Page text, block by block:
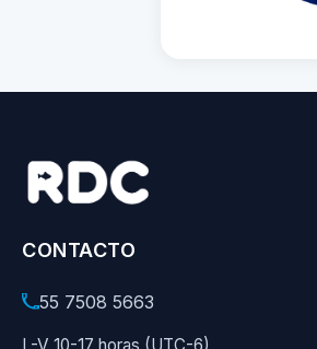
CONTACTO
55 7508 5663